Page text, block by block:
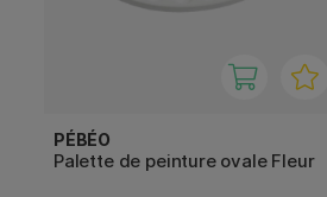
PÉBÉO
Palette de peinture ovale Fleur